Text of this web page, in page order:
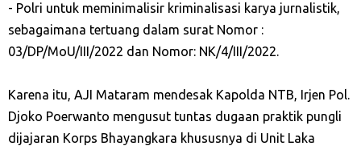
- Polri untuk meminimalisir kriminalisasi karya jurnalistik,
sebagaimana tertuang dalam surat Nomor :
03/DP/MoU/III/2022 dan Nomor: NK/4/III/2022.
Karena itu, AJI Mataram mendesak Kapolda NTB, Irjen Pol.
Djoko Poerwanto mengusut tuntas dugaan praktik pungli
dijajaran Korps Bhayangkara khususnya di Unit Laka